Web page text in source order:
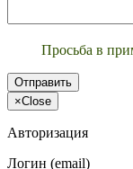
Просьба в
Отправить
×Close
Авторизация
Логин (email)